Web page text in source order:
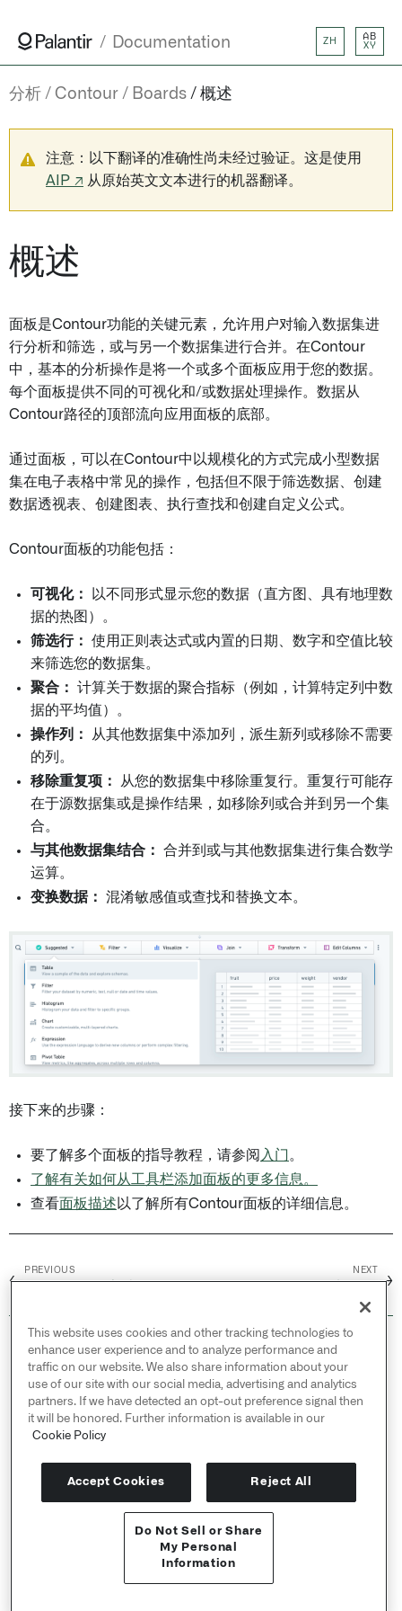
Documentation
Send feedback
ZH
AB
XY
分析 Contour Boards 概述
注意：以下翻译的准确性尚未经过验证。这是使用
AIP ↗ 从原始英文文本进行的机器翻译。
概述
面板是Contour功能的关键元素，允许用户对输入数据集进
行分析和筛选，或与另一个数据集进行合并。在Contour
中，基本的分析操作是将一个或多个面板应用于您的数据。
每个面板提供不同的可视化和/或数据处理操作。数据从
Contour路径的顶部流向应用面板的底部。
通过面板，可以在Contour中以规模化的方式完成小型数据
集在电子表格中常见的操作，包括但不限于筛选数据、创建
数据透视表、创建图表、执行查找和创建自定义公式。
Contour面板的功能包括：
可视化：
以不同形式显示您的数据（直方图、具有地理数
据的热图）。
筛选行：
使用正则表达式或内置的日期、数字和空值比较
来筛选您的数据集。
聚合：
计算关于数据的聚合指标（例如，计算特定列中数
据的平均值）。
操作列：
从其他数据集中添加列，派生新列或移除不需要
的列。
移除重复项：
从您的数据集中移除重复行。重复行可能存
在于源数据集或是操作结果，如移除列或合并到另一个集
合。
与其他数据集结合：
合并到或与其他数据集进行集合数学
运算。
变换数据：
混淆敏感值或查找和替换文本。
接下来的步骤：
要了解多个面板的指导教程，请参阅 入门 。
了解有关如何从工具栏添加面板的更多信息。
查看面板描述 以了解所有Contour面板的详细信息。
←
PREVIOUS NEXT
→
© 2026 Palantir Technologies Inc. All rights
reserved.
Cookies Statement ↗
Privacy Statement ↗
Terms of Use ↗
Do Not Sell or Share My Personal Information
This website uses cookies and other tracking technologies to
enhance user experience and to analyze performance and
traffic on our website. We also share information about your
use of our site with our social media, advertising and analytics
partners. If we have detected an opt-out preference signal then
it will be honored. Further information is available in our
Cookie Policy
Accept Cookies Reject All
Do Not Sell or Share
My Personal
Information